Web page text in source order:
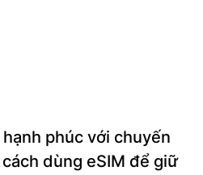
phúc với chuyến
dùng eSIM để giữ